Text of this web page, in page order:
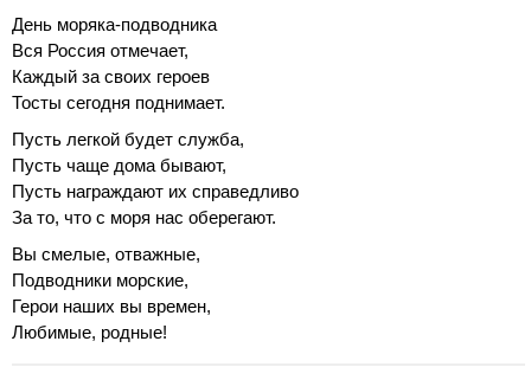
День моряка-подводника
Вся Россия отмечает,
Каждый за своих героев
Тосты сегодня поднимает.
Пусть легкой будет служба,
Пусть чаще дома бывают,
Пусть награждают их справедливо
За то, что с моря нас оберегают.
Вы смелые, отважные,
Подводники морские,
Герои наших вы времен,
Любимые, родные!